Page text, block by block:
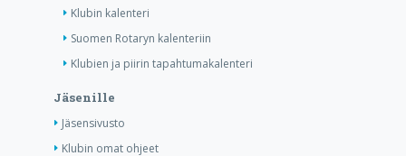
Klubin kalenteri
Suomen Rotaryn kalenteriin
Klubien ja piirin tapahtumakalenteri
Jäsenille
Jäsensivusto
Klubin omat ohjeet